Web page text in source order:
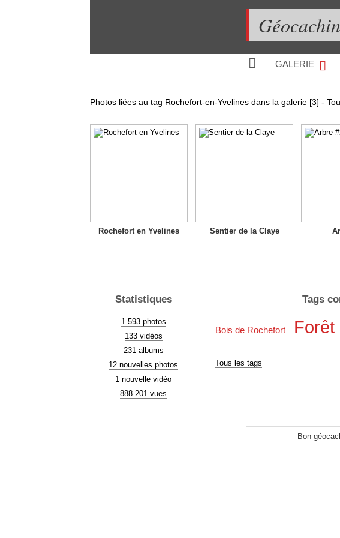
GALERIE
Photos liées au tag Rochefort-en-Yvelinesdans la galerie [3] -
Rochefort en Yvelines Sentier de la Claye
Statistiques
1 593 photos
133 vidéos
231 albums
12 nouvelles photos
1 nouvelle vidéo
888 201 vues
Tags
Bois de Rochefort Forêt
Tous les tags
Bon